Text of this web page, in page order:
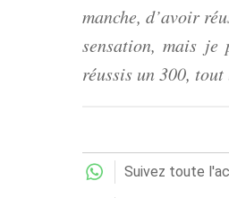
manche, d’avoir
sensation, mais
réussis un 300,
Suivez toute